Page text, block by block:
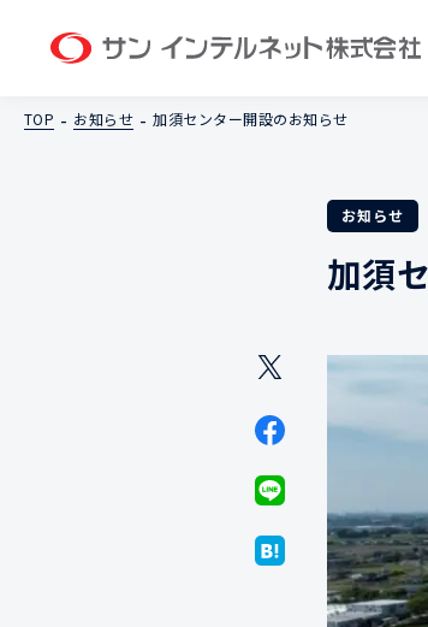
TOP お知らせ 加須センター開設のお知らせ
お知らせ
加須